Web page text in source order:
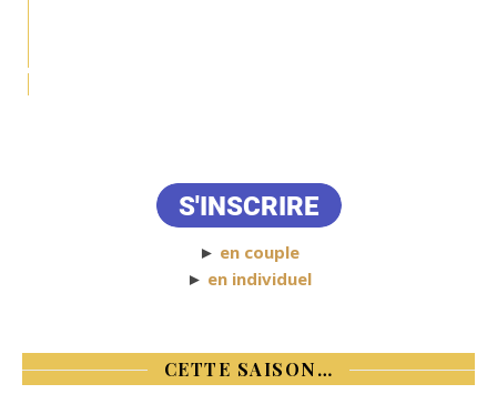
► en couple
► en individuel
CETTE SAISON…